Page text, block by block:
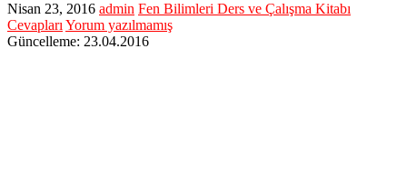
Nisan 23, 2016 admin Fen Bilimleri Ders ve Çalışma Kitabı
Cevapları Yorum yazılmamış
Güncelleme: 23.04.2016